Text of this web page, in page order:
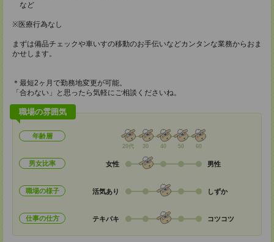
など
※医療行為なし
まずは備品チェックや車いすの移動のお手伝いなどカンタンな業務からおま
かせします。
＊最短2ヶ月で勤務地変更が可能。
「合わない」と思ったら気軽にご相談くださいね。
職場の雰囲気
年齢層
20代 30 40 50 60
男女比率 女性 男性
職場の様子 活気あり しずか
仕事の仕方 テキパキ コツコツ